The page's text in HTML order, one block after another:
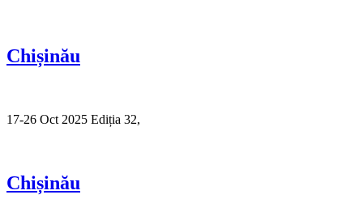
Chișinău
17-26 Oct 2025 Ediția 32,
Chișinău